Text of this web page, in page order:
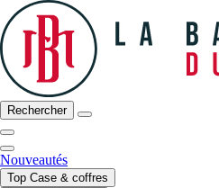
Rechercher
Nouveautés
Top Case & coffres